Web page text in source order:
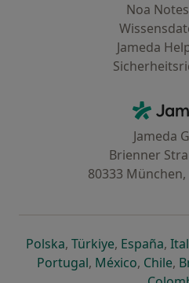
Noa Notes
Jameda
Jameda
Brienner
80333
Polskaöffnet in einer
, Türkiyeöffnet in
, España,
Portugalöffnet in einer
, Méxicoöffnet in
, Chile,